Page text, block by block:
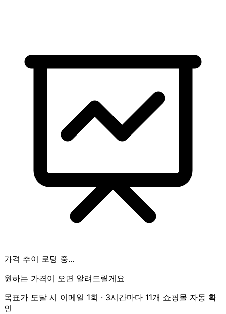
가격 추이 로딩 중...
원하는 가격이 오면 알려드릴게요
목표가 도달 시 이메일 1회 · 3시간마다 11개 쇼핑몰 자동 확
인